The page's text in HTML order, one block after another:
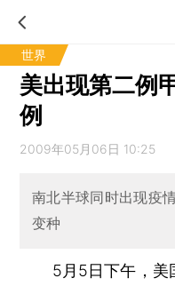
世界
美出现第二例
例
2009年05月06日 10:25
南北半球同时出现疫
变种
5月5日下午，美